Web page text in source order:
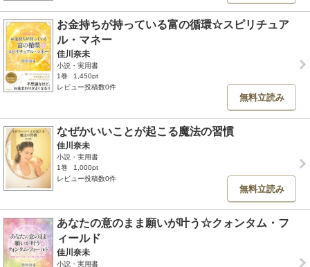
お金持ちが持っている富の循環☆スピリチュア
ル・マネー
佳川奈未
小説・実用書
1巻
1,450pt
レビュー投稿数0件
無料立読み
なぜかいいことが起こる魔法の習慣
佳川奈未
小説・実用書
1巻
1,000pt
レビュー投稿数0件
無料立読み
あなたの意のまま願いが叶う☆クォンタム・フ
ィールド
佳川奈未
小説・実用書